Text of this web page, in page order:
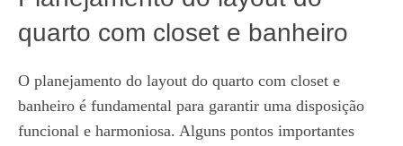
quarto com closet e banheiro
O planejamento do layout do quarto com closet e
banheiro é fundamental para garantir uma disposição
funcional e harmoniosa. Alguns pontos importantes